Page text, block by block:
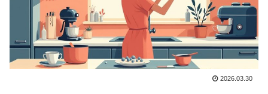
2026.03.30